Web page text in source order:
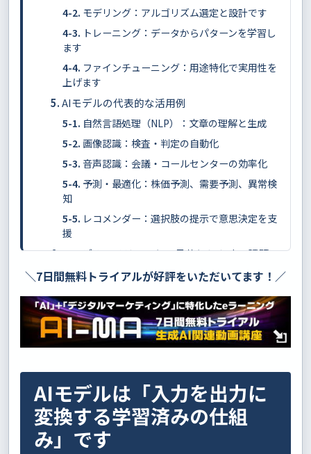
モデリング：アルゴリズム選定と設計です
トレーニング：データからパターンを学習し
ます
ファインチューニング：用途特化で実用性を
上げます
AIモデルの代表的な活用例
自然言語処理（NLP）：文章の理解と生成
画像認識：検査・判定の自動化
音声認識：会議・コールセンターの効率化
予測・最適化：株価予測、需要予測、異常検
知
レコメンダー：選択肢の提示で意思決定を支
援
AIモデルのメリットと、見落としやすい課題
メリット：大量データを高速に扱い、パター
課題：データ量、バイアス、計算資源の制約
があります
AIモデルとは何かを押さえると、生成AIの理解
＼7日間無料トライアルが好評をいただいてます！／
AIモデルは「入力を出力に
変換する学習済みの仕組
み」です